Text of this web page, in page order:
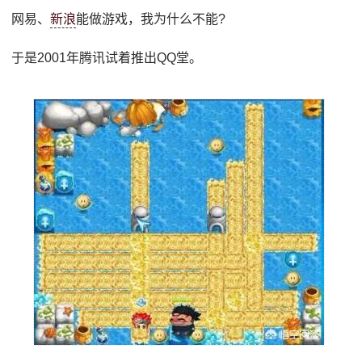
网易、新浪能做游戏，我为什么不能?
于是2001年腾讯试着推出QQ堂。